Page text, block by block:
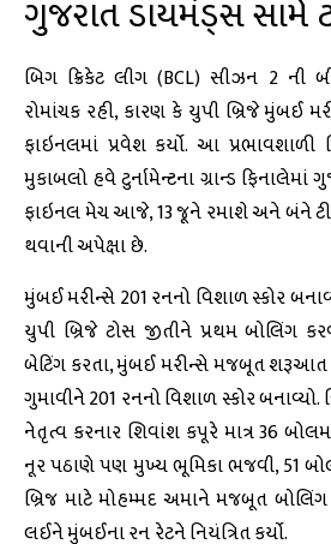
ગુજરાત ડાયમંડ્સ સામે
બિગ ક્રિકેટ લીગ (BCL) સીઝન 2 ની
રોમાંચક રહી, કારણ કે યુપી બ્રિજે મુંબઈ
ફાઇનલમાં પ્રવેશ કર્યો. આ પ્રભાવશાળી
મુકાબલો હવે ટુર્નામેન્ટના ગ્રાન્ડ
ફાઇનલ મેચ આજે, 13 જૂને રમાશે અને બંને
થવાની અપેક્ષા છે.
મુંબઈ મરીન્સે 201 રનનો વિશાળ સ્કોર
યુપી બ્રિજે ટોસ જીતીને પ્રથમ બોલિંગ
બેટિંગ કરતા, મુંબઈ મરીન્સે મજબૂત શરૂઆત
ગુમાવીને 201 રનનો વિશાળ સ્કોર બનાવ્યો.
નેતૃત્વ કરનાર શિવાંશ કપૂરે માત્ર 36
નૂર પઠાણે પણ મુખ્ય ભૂમિકા ભજવી, 51
બ્રિજ માટે મોહમ્મદ અમાને મજબૂત
લઈને મુંબઈના રન રેટને નિયંત્રિત કર્યો.